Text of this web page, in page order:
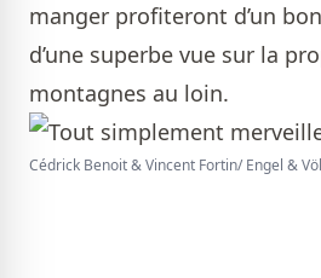
manger profiteront d’un
d’une superbe vue sur la
montagnes au loin.
Cédrick Benoit & Vincent Fortin/ Engel &